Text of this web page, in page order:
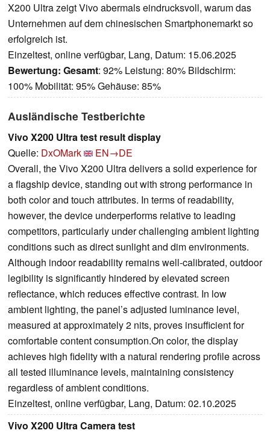
X200 Ultra zeigt Vivo abermals eindrucksvoll, warum das
Unternehmen auf dem chinesischen Smartphonemarkt so
erfolgreich ist.
Einzeltest, online verfügbar, Lang, Datum: 15.06.2025
Bewertung: Gesamt: 92% Leistung: 80% Bildschirm:
100% Mobilität: 95% Gehäuse: 85%
Ausländische Testberichte
Vivo X200 Ultra test result display
Quelle: DxOMark
EN→DE
Overall, the Vivo X200 Ultra delivers a solid experience for
a flagship device, standing out with strong performance in
both color and touch attributes. In terms of readability,
however, the device underperforms relative to leading
competitors, particularly under challenging ambient lighting
conditions such as direct sunlight and dim environments.
Although indoor readability remains well-calibrated, outdoor
legibility is significantly hindered by elevated screen
reflectance, which reduces effective contrast. In low
ambient lighting, the panel’s adjusted luminance level,
measured at approximately 2 nits, proves insufficient for
comfortable content consumption.On color, the display
achieves high fidelity with a natural rendering profile across
all tested illuminance levels, maintaining consistency
regardless of ambient conditions.
Einzeltest, online verfügbar, Lang, Datum: 02.10.2025
Vivo X200 Ultra Camera test